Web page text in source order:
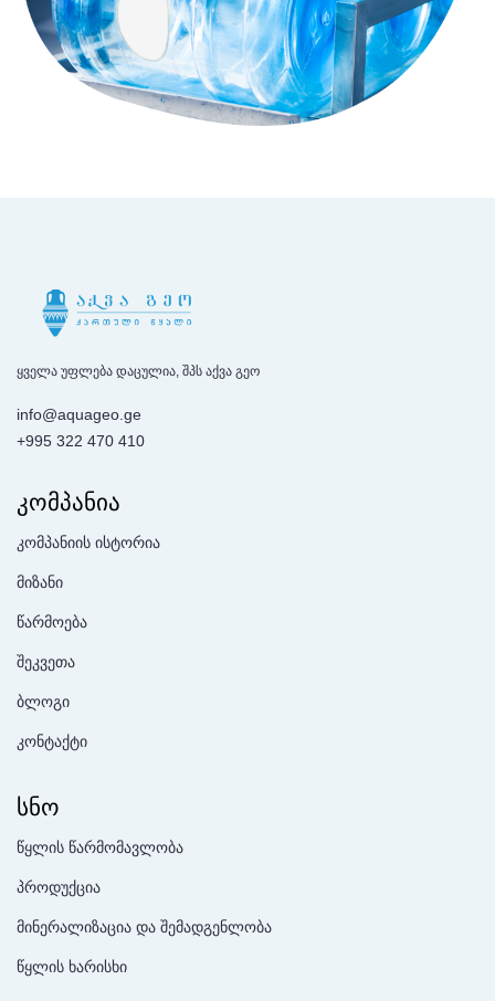
ყველა უფლება დაცულია, შპს აქვა გეო
info@aquageo.ge
+995 322 470 410
კომპანია
კომპანიის ისტორია
მიზანი
წარმოება
შეკვეთა
ბლოგი
კონტაქტი
სნო
წყლის წარმომავლობა
პროდუქცია
მინერალიზაცია და შემადგენლობა
წყლის ხარისხი